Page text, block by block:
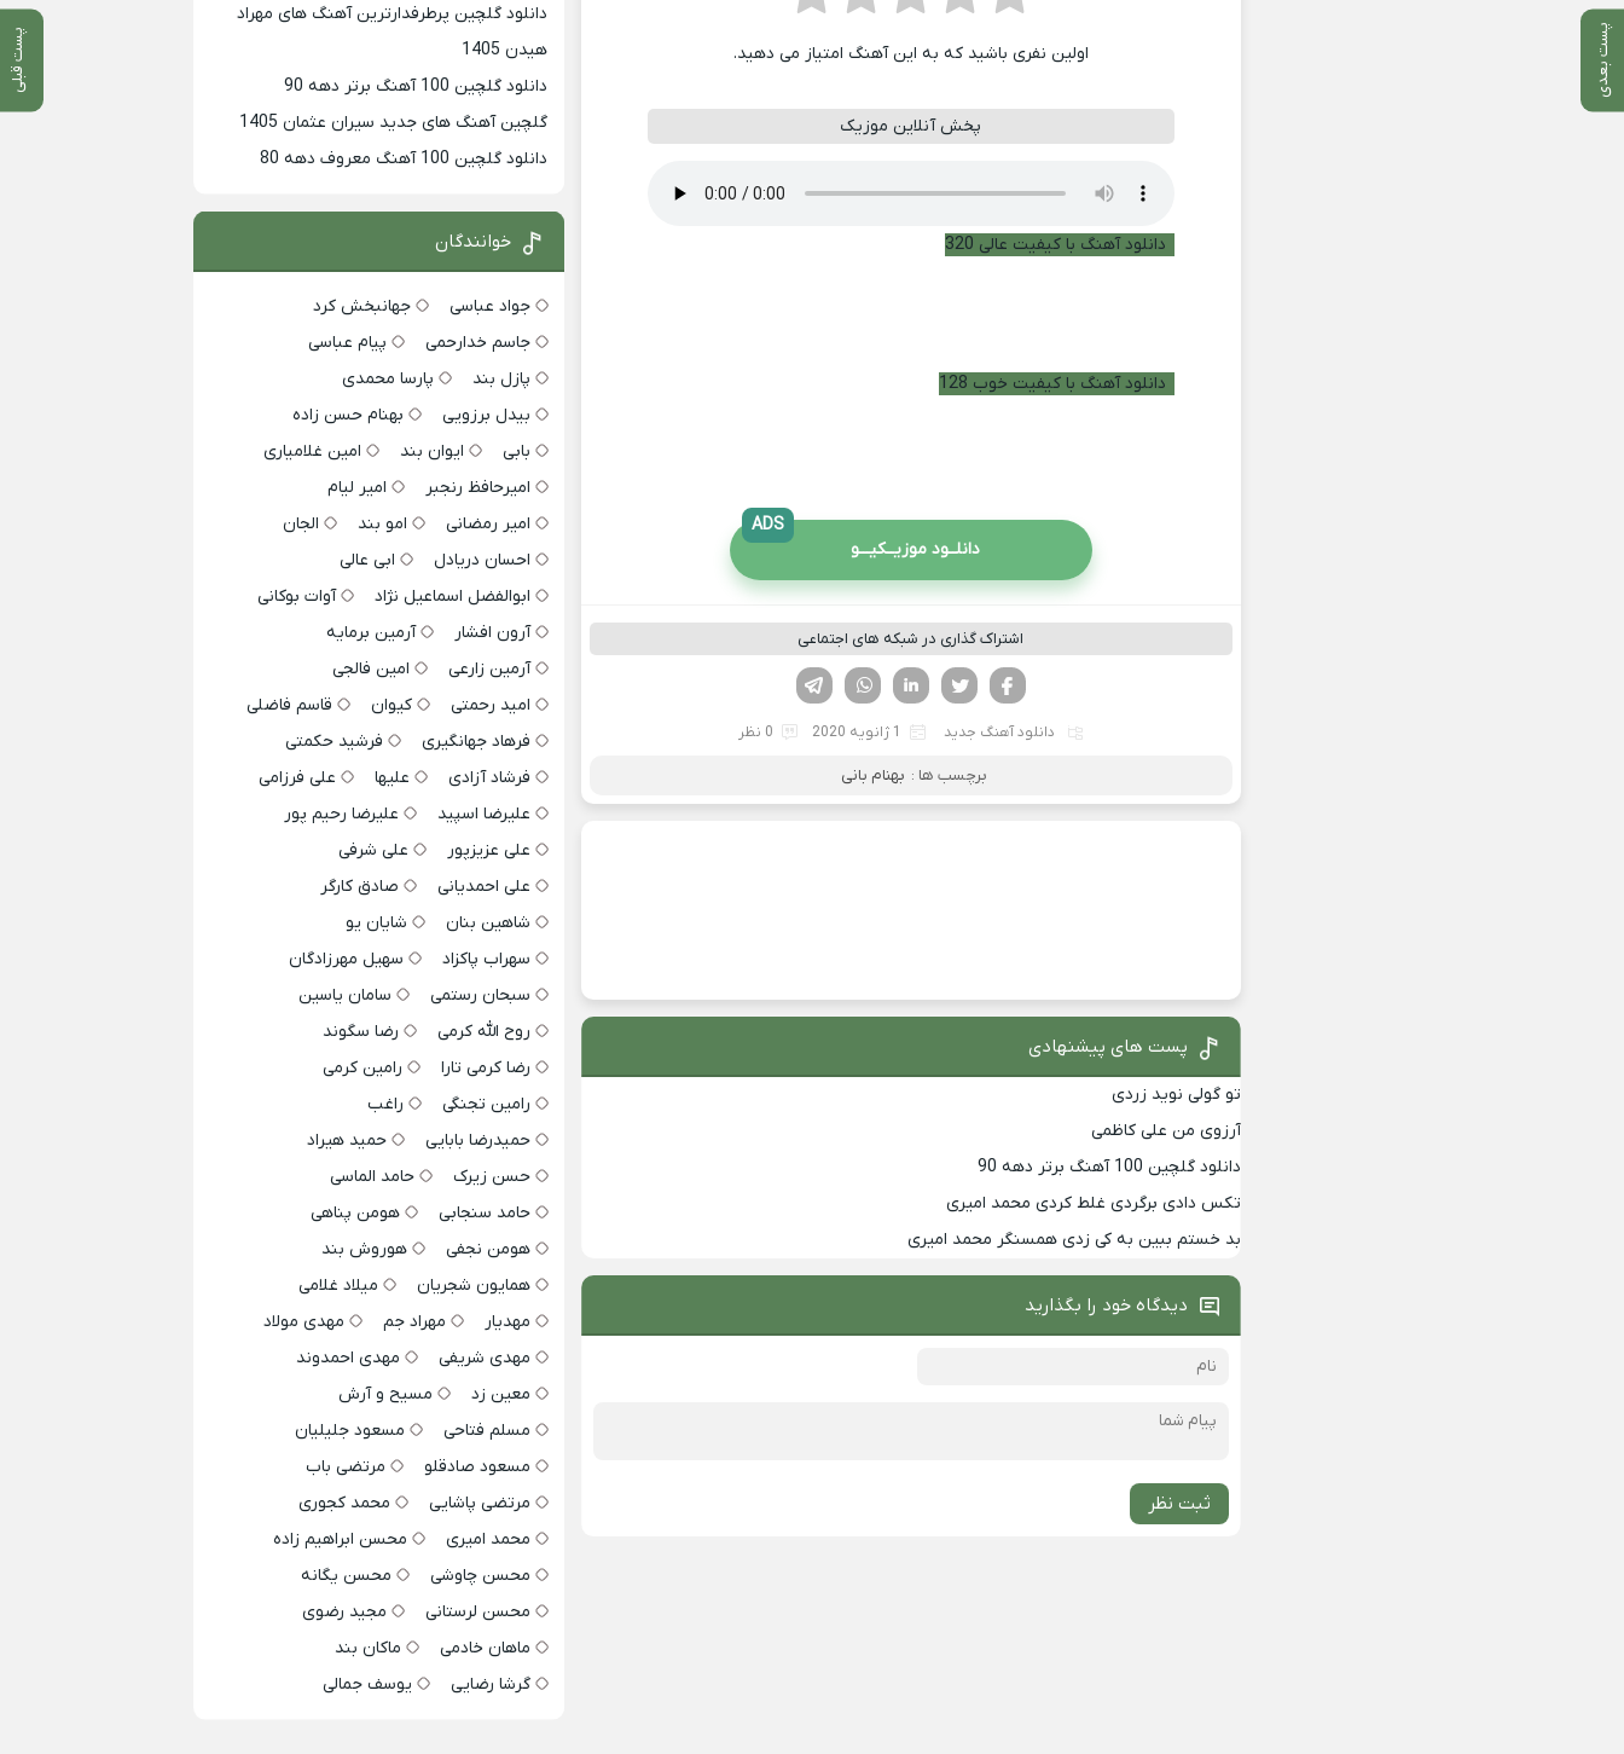
پست بعدی پست قبلی اولین نفری باشید که به این آهنگ امتیاز می دهید.
پخش آنلاین موزیک
دانلود آهنگ با کیفیت عالی 320
دانلود آهنگ با کیفیت خوب 128
دانلــود موزیــکیـــو
ADS
اشتراک گذاری در شبکه های اجتماعی
لینکدین تویتر
فیسوک
دانلود آهنگ جدید 1 ژانویه 2020 0 نظر
برچسب ها : بهنام بانی
پست های پیشنهادی
تو گولی نوید زردی
آرزوی من علی کاظمی
دانلود گلچین 100 آهنگ برتر دهه 90
تکس دادی برگردی غلط کردی محمد امیری
بد خستم ببین به کی زدی همسنگر محمد امیری
دیدگاه خود را بگذارید
ثبت نظر
دانلود گلچین پرطرفدارترین آهنگ های مهراد
هیدن 1405
دانلود گلچین 100 آهنگ برتر دهه 90
گلچین آهنگ های جدید سیران عثمان 1405
دانلود گلچین 100 آهنگ معروف دهه 80
خوانندگان
جواد عباسی
جهانبخش کرد
جاسم خدارحمی
پیام عباسی
پازل بند
پارسا محمدی
بیدل برزویی
بهنام حسن زاده
بابی
ایوان بند
امین غلامیاری
امیرحافظ رنجبر
امیر لیام
امیر رمضانی
امو بند
الجان
احسان دریادل
ابی عالی
ابوالفضل اسماعیل نژاد
آوات بوکانی
آرون افشار
آرمین برمایه
آرمین زارعی
امین فالجی
امید رحمتی
کیوان
قاسم فاضلی
فرهاد جهانگیری
فرشید حکمتی
فرشاد آزادی
علیها
علی فرزامی
علیرضا اسپید
علیرضا رحیم پور
علی عزیزپور
علی شرفی
علی احمدیانی
صادق کارگر
شاهین بنان
شایان یو
سهراب پاکزاد
سهیل مهرزادگان
سبحان رستمی
سامان یاسین
روح الله کرمی
رضا سگوند
رضا کرمی تارا
رامین کرمی
رامین تجنگی
راغب
حمیدرضا بابایی
حمید هیراد
حسن زیرک
حامد الماسی
حامد سنجابی
هومن پناهی
هومن نجفی
هوروش بند
همایون شجریان
میلاد غلامی
مهدیار
مهراد جم
مهدی مولاد
مهدی شریفی
مهدی احمدوند
معین زد
مسیح و آرش
مسلم فتاحی
مسعود جلیلیان
مسعود صادقلو
مرتضی باب
مرتضی پاشایی
محمد کجوری
محمد امیری
محسن ابراهیم زاده
محسن چاوشی
محسن یگانه
محسن لرستانی
مجید رضوی
ماهان خادمی
ماکان بند
گرشا رضایی
یوسف جمالی